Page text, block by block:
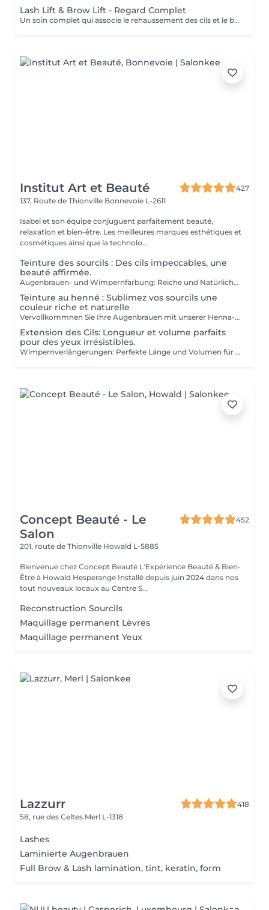
Lash Lift & Brow Lift - Regard Complet
Un soin complet qui associe le rehaussement des cils et le brow lift pour sublimer l’ensemble du regard. Les cils sont liftés dès la racine pour apporter longueur visuelle et ouverture du regard, tandis que les sourcils sont restructurés, disciplinés et redessinés pour un résultat net et harmonieux. Le regard est intensifié, mieux encadré et naturellement mis en valeur. Une solution idéale pour un effet soigné, élégant et durable, sans maquillage au quotidien.
Institut Art et Beauté
427
137, Route de Thionville Bonnevoie L-2611
Isabel et son équipe conjuguent parfaitement beauté,
relaxation et bien-être. Les meilleures marques esthétiques et
cosmétiques ainsi que la technolo...
Teinture des sourcils : Des cils impeccables, une
beauté affirmée.
Augenbrauen- und Wimpernfärbung: Reiche und Natürliche Farbe für Einen Perfekt Definierten und Langlebigen Blick Reiche Farbe: Unsere Färbungen bieten intensive, natürliche Farben, die Ihre Augenbrauen und Wimpern mit tiefen, eleganten Nuancen betonen. Perfekte Definition:Die Formel ist darauf ausgelegt, Ihre Augenbrauen und Wimpern präzise zu definieren und eine perfekt strukturierte und harmonische Form zu schaffen. Ausgezeichnete Haltbarkeit: Genießen Sie eine langanhaltende Farbe, die lebendig und widerstandsfähig bleibt und Ihnen einen makellosen Blick über einen längeren Zeitraum bietet. Die Färbung wird sorgfältig von unseren Kosmetikerinnen aufgetragen, um ein gleichmäßiges und natürliches Ergebnis zu gewährleisten. Gönnen Sie sich den Luxus eines perfekt definierten Blicks und betonen Sie Ihre Augen wie nie zuvor.
Teinture au henné : Sublimez vos sourcils une
couleur riche et naturelle
Vervollkommnen Sie Ihre Augenbrauen mit unserer Henna-Färbung: Reiche und natürliche Farbe für perfekt definierte und langlebige Augenbrauen Entdecken Sie das Geheimnis für makellose Augenbrauen mit unserer Henna-Färbung. Reiche Farbe: Unsere Henna-Färbung bietet intensive, natürliche Farben, die Ihre Augenbrauen mit tiefen, eleganten Nuancen betonen. Perfekte Definition: Die Formel ist darauf ausgelegt, Ihre Augenbrauen präzise zu definieren und eine perfekt strukturierte und harmonische Form zu schaffen. Ausgezeichnete Haltbarkeit: Genießen Sie eine langanhaltende Farbe, die lebendig und widerstandsfähig bleibt, und bietet Ihnen einen makellosen Look über einen längeren Zeitraum. Die Färbung wird sorgfältig von unseren Kosmetikerinnen aufgetragen, darunter Meisterinnen Liseta, Fatima und Deborah, die für ein gleichmäßiges und natürliches Ergebnis sorgen. Gönnen Sie sich den Luxus perfekt definierter Augenbrauen und betonen Sie Ihren Blick wie nie zuvor.
Extension des Cils: Longueur et volume parfaits
pour des yeux irrésistibles.
Wimpernverlängerungen: Perfekte Länge und Volumen für Unwiderstehliche Augen Entdecken Sie das Geheimnis für fesselnde Augen mit unseren Wimpernverlängerungen. Entwickelt, um sowohl Länge als auch Volumen zu bieten, verwandeln diese Verlängerungen Ihren Blick. Ideale Länge: Die Wimpern werden sorgfältig ausgewählt, um die perfekte Länge zu bieten und einen Effekt von verlängerten und eleganten Wimpern zu erzeugen, der den Blick öffnet und definiert. Strahlendes Volumen: Mit fortschrittlichen Techniken fügen wir Ihren natürlichen Wimpern Volumen hinzu, um einen dichten und luxuriösen Effekt zu erzielen, ohne Ihre Augen zu beschweren. Verführerischer Blick: Genießen Sie einen unwiderstehlichen Blick, der Ihre Augen mit intensiverer Tiefe und Ausdruckskraft hervorhebt, ideal für jede Gelegenheit. Die Wimpern werden präzise von unseren Expertinnen, darunter Meisterinnen Liseta, Fatima und Deborah, aufgetragen. Ihre Erfahrung garantiert ein makelloses und langlebiges Ergebnis. Gönnen Sie sich den Luxus strahlender Schönheit und lassen Sie Ihre Augen wie nie zuvor erstrahlen.
Concept Beauté - Le
Salon
452
201, route de Thionville Howald L-5885
Bienvenue chez Concept Beauté L'Expérience Beauté & Bien-
Être à Howald Hesperange Installé depuis juin 2024 dans nos
tout nouveaux locaux au Centre S...
Reconstruction Sourcils
Maquillage permanent Lèvres
Maquillage permanent Yeux
Lazzurr
418
58, rue des Celtes Merl L-1318
Lashes
Laminierte Augenbrauen
Full Brow & Lash lamination, tint, keratin, form